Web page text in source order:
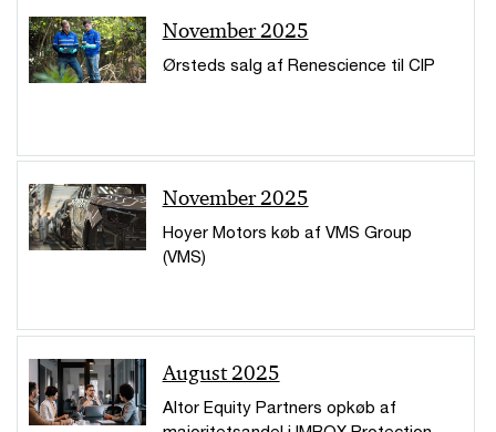
November 2025
Ørsteds salg af Renescience til CIP
November 2025
Hoyer Motors køb af VMS Group
(VMS)
August 2025
Altor Equity Partners opkøb af